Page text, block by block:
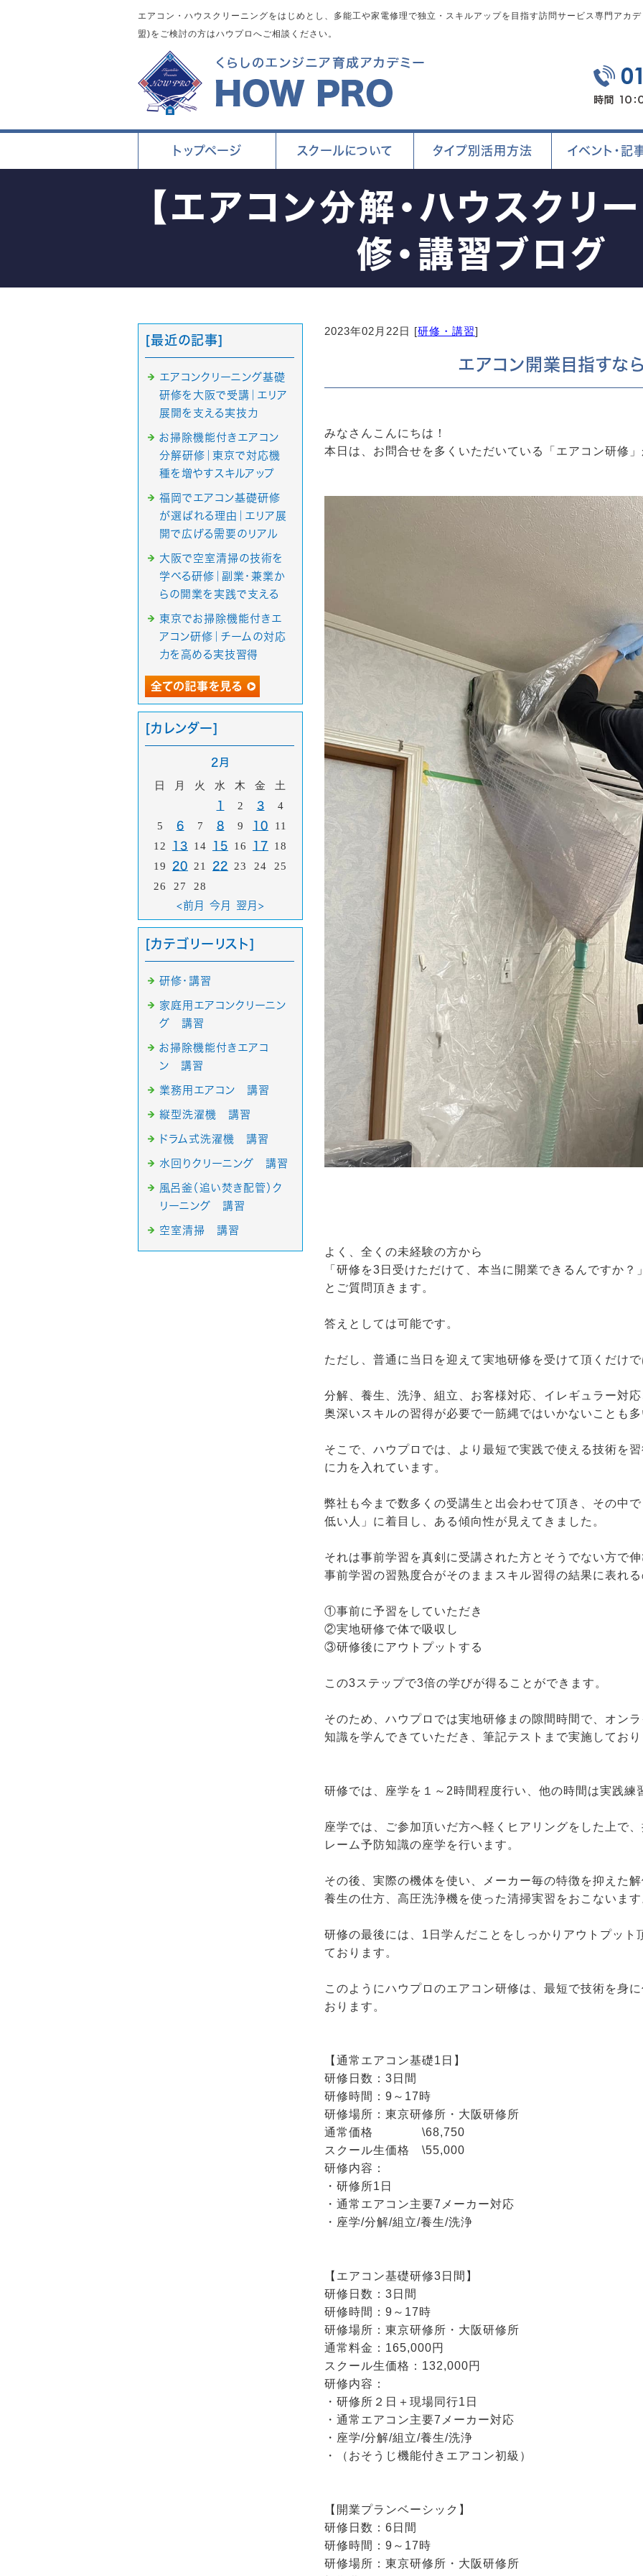
エアコン・ハウスクリーニングをはじめとし、多能工や家電修理で独立・スキルアップを目指す訪問サービス専門アカ
盟)をご検討の方はハウプロへご相談ください。
トップページ スクールについて タイプ別活用方法 イベント・記
【エアコン分解・ハウスクリ
修・講習ブログ
2023年02月22日 [研修・講習]
エアコン開業目指すな
みなさんこんにちは！
本日は、お問合せを多くいただいている「エアコン研修
よく、全くの未経験の方から
「研修を3日受けただけて、本当に開業できるんですか？
とご質問頂きます。
答えとしては可能です。
ただし、普通に当日を迎えて実地研修を受けて頂くだけ
分解、養生、洗浄、組立、お客様対応、イレギュラー対
奥深いスキルの習得が必要で一筋縄ではいかないことも
そこで、ハウプロでは、より最短で実践で使える技術を
に力を入れています。
弊社も今まで数多くの受講生と出会わせて頂き、その中
低い人」に着目し、ある傾向性が見えてきました。
それは事前学習を真剣に受講された方とそうでない方で
事前学習の習熟度合がそのままスキル習得の結果に表れ
①事前に予習をしていただき
②実地研修で体で吸収し
③研修後にアウトプットする
この3ステップで3倍の学びが得ることができます。
そのため、ハウプロでは実地研修まの隙間時間で、オン
知識を学んできていただき、筆記テストまで実施してお
研修では、座学を１～2時間程度行い、他の時間は実践練
座学では、ご参加頂いだ方へ軽くヒアリングをした上で
レーム予防知識の座学を行います。
その後、実際の機体を使い、メーカー毎の特徴を抑えた
養生の仕方、高圧洗浄機を使った清掃実習をおこないま
研修の最後には、1日学んだことをしっかりアウトプット
ております。
このようにハウプロのエアコン研修は、最短で技術を身
おります。
【通常エアコン基礎1日】
研修日数：3日間
研修時間：9～17時
研修場所：東京研修所・大阪研修所
通常価格 \68,750
スクール生価格 \55,000
研修内容：
・研修所1日
・通常エアコン主要7メーカー対応
・座学/分解/組立/養生/洗浄
【エアコン基礎研修3日間】
研修日数：3日間
研修時間：9～17時
研修場所：東京研修所・大阪研修所
通常料金：165,000円
スクール生価格：132,000円
研修内容：
・研修所２日＋現場同行1日
・通常エアコン主要7メーカー対応
・座学/分解/組立/養生/洗浄
・（おそうじ機能付きエアコン初級）
【開業プランベーシック】
研修日数：6日間
研修時間：9～17時
研修場所：東京研修所・大阪研修所
[最近の記事]
エアコンクリーニング基礎
研修を大阪で受講｜エリア
展開を支える実技力
お掃除機能付きエアコン
分解研修｜東京で対応機
種を増やすスキルアップ
福岡でエアコン基礎研修
が選ばれる理由｜エリア展
開で広げる需要のリアル
大阪で空室清掃の技術を
学べる研修｜副業・兼業か
らの開業を実践で支える
東京でお掃除機能付きエ
アコン研修｜チームの対応
力を高める実技習得
[カレンダー]
2月
日 月 火 水 木 金 土
1 2 3
4
5
6 7 8 9 10
11
12
13 14 15 16 17
18
19
20 21 22 23 24
25
26
27 28
<前月 今月 翌月>
[カテゴリーリスト]
研修・講習
家庭用エアコンクリーニン
グ 講習
お掃除機能付きエアコ
ン 講習
業務用エアコン 講習
縦型洗濯機 講習
ドラム式洗濯機 講習
水回りクリーニング 講習
風呂釜（追い焚き配管）ク
リーニング 講習
空室清掃 講習